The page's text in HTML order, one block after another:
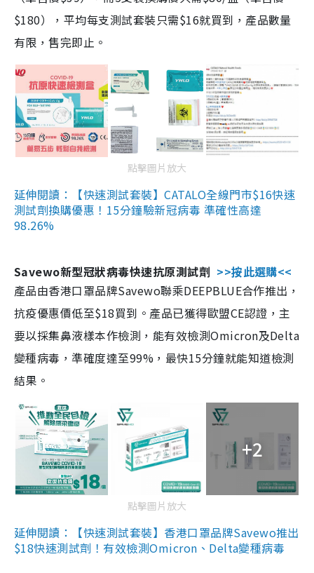
$180），平均每支測試套裝只需$16就買到，產品數量
有限，售完即止。
點擊圖片放大
延伸閱讀：【快速測試套裝】CATALO全線門市$16快速
測試劑換購優惠！15分鐘驗新冠病毒 準確性高達
98.26%
Savewo新型冠狀病毒快速抗原測試劑 >>按此選購<<
產品由香港口罩品牌Savewo聯乘DEEPBLUE合作推出，
抗疫優惠價低至$18買到。產品已獲得歐盟CE認證，主
要以採集鼻液樣本作檢測，能有效檢測Omicron及Delta
變種病毒，準確度達至99%，最快15分鐘就能知道檢測
結果。
+2
點擊圖片放大
延伸閱讀：【快速測試套裝】香港口罩品牌Savewo推出
$18快速測試劑！有效檢測Omicron、Delta變種病毒